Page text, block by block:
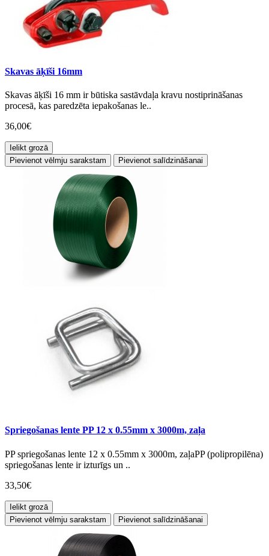
Skavas āķīši 16mm
Skavas āķīši 16 mm ir būtiska sastāvdaļa kravu nostiprināšanas
procesā, kas paredzēta iepakošanas le..
36,00€
Ielikt grozā
Pievienot vēlmju sarakstam
Pievienot salīdzināšanai
Spriegošanas lente PP 12 x 0.55mm x 3000m, zaļa
PP spriegošanas lente 12 x 0.55mm x 3000m, zaļaPP (polipropilēna)
spriegošanas lente ir izturīgs un ..
33,50€
Ielikt grozā
Pievienot vēlmju sarakstam
Pievienot salīdzināšanai